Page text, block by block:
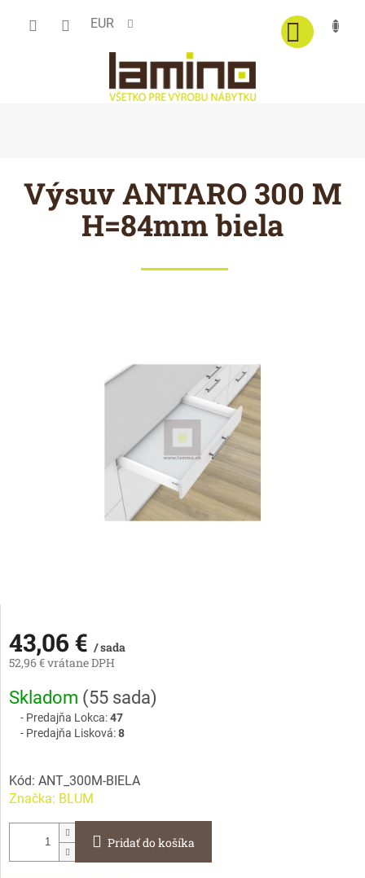
EUR
Výsuv ANTARO 300 M
H=84mm biela
43,06 € / sada
52,96 € vrátane DPH
Jednotková
cena:
Skladom (55 sada)
Predajňa Lokca:47
Predajňa Lisková:8
Kód: ANT_300M-BIELA
Značka: BLUM
Pridať do košíka